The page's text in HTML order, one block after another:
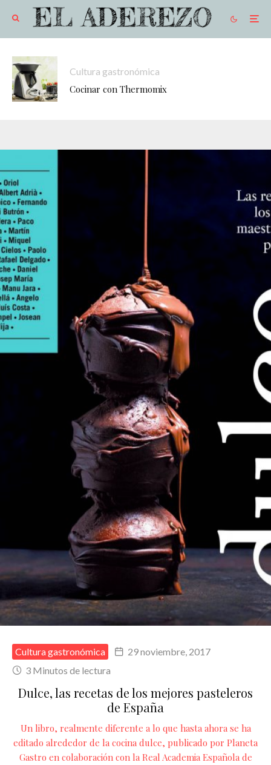
Cultura gastronómica
Cocinar con Thermomix
Cultura gastronómica
29 noviembre, 2017
3 Minutos de lectura
Dulce, las recetas de los mejores pasteleros
de España
Un libro, realmente diferente a lo que hasta ahora se ha
editado alrededor de la cocina dulce, publicado por Planeta
Gastro en colaboración con la Real Academia Española de